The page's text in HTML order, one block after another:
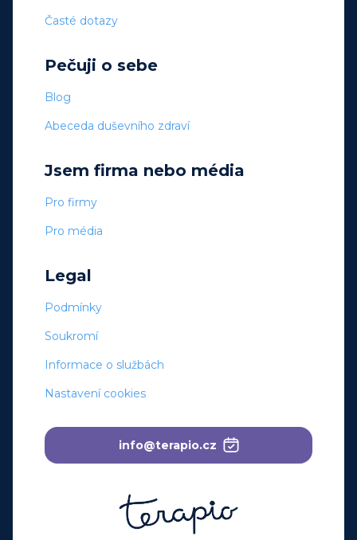
Časté dotazy
Pečuji o sebe
Blog
Abeceda duševního zdraví
Jsem firma nebo média
Pro firmy
Pro média
Legal
Podmínky
Soukromí
Informace o službách
Nastavení cookies
info@terapio.cz